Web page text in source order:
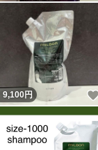
9,100円